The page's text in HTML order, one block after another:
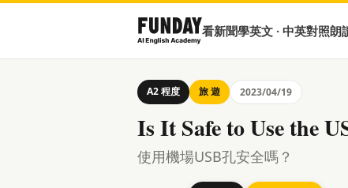
看新聞學英文 · 中英對照朗
A2 程度 旅 遊 2023/04/19
Is It Safe to Use the
使用機場USB孔安全嗎？